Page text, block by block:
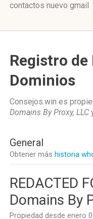
contactos nuevo gmail
Registro de
Dominios
Consejos.win es
Domains By Proxy, LLC
General
Obtener más historia
REDACTED
Domains By
Propiedad desde enero